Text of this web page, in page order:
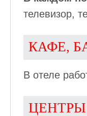
телевизор,
КАФЕ,
В отеле